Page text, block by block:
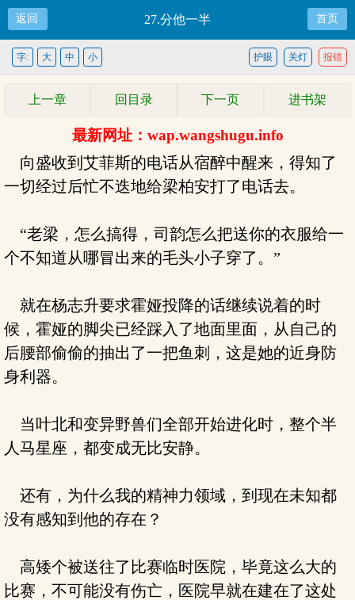
返回 27.分他一半 首页
报错
关灯
护眼
字: 大 中 小
上一章 回目录 下一页 进书架
最新网址：wap.wangshugu.info
向盛收到艾菲斯的电话从宿醉中醒来，得知了
一切经过后忙不迭地给梁柏安打了电话去。
“老梁，怎么搞得，司韵怎么把送你的衣服给一
个不知道从哪冒出来的毛头小子穿了。”
就在杨志升要求霍娅投降的话继续说着的时
候，霍娅的脚尖已经踩入了地面里面，从自己的
后腰部偷偷的抽出了一把鱼刺，这是她的近身防
身利器。
当叶北和变异野兽们全部开始进化时，整个半
人马星座，都变成无比安静。
还有，为什么我的精神力领域，到现在未知都
没有感知到他的存在？
高矮个被送往了比赛临时医院，毕竟这么大的
比赛，不可能没有伤亡，医院早就在建在了这处